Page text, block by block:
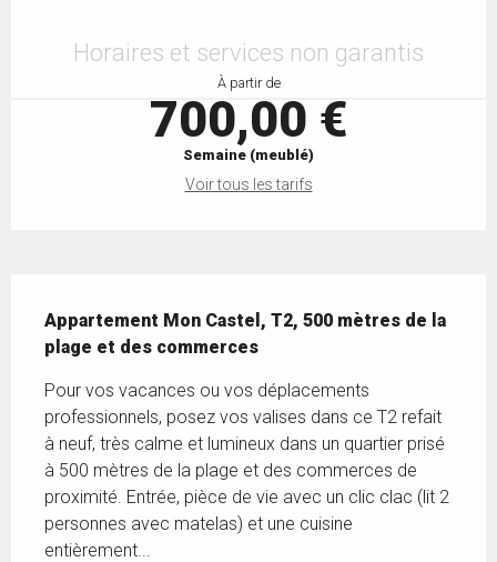
Horaires et services non garantis
À partir de
700,00 €
Semaine (meublé)
Voir tous les tarifs
Appartement Mon Castel, T2, 500 mètres de la
plage et des commerces
Pour vos vacances ou vos déplacements
professionnels, posez vos valises dans ce T2 refait
à neuf, très calme et lumineux dans un quartier prisé
à 500 mètres de la plage et des commerces de
proximité. Entrée, pièce de vie avec un clic clac (lit 2
personnes avec matelas) et une cuisine
entièrement...